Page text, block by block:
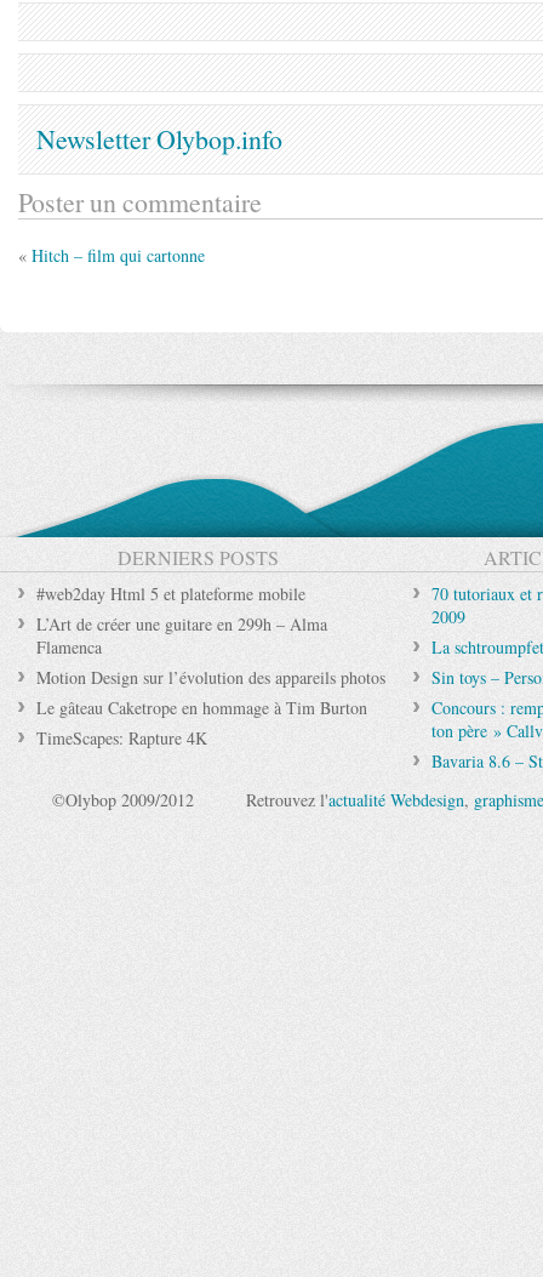
Newsletter Olybop.info
Poster un commentaire
« Hitch – film qui cartonne
DERNIERS POSTS
#web2day Html 5 et plateforme mobile
L’Art de créer une guitare en 299h – Alma
Flamenca
Motion Design sur l’évolution des appareils photos
Le gâteau Caketrope en hommage à Tim Burton
TimeScapes: Rapture 4K
70 tutoriaux et
2009
La
Sin toys –
Concours :
ton père »
Bavaria 8.6 –
©Olybop 2009/2012
Retrouvez l'actualité Webdesign, graphisme